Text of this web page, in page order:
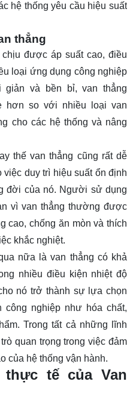
hệ thống yêu cầu hiệu suất
thẳng
được áp suất cao, điều
loại ứng dụng công nghiệp
giản và bền bỉ, van thẳng
hơn so với nhiều loại van
cho các hệ thống và nâng
thế van thẳng cũng rất dễ
duy trì hiệu suất ổn định
đời của nó. Người sử dụng
vì van thẳng thường được
cao, chống ăn mòn và thích
khắc nghiệt.
nữa là van thẳng có khả
nhiều điều kiện nhiệt độ
nó trở thành sự lựa chọn
công nghiệp như hóa chất,
Trong tất cả những lĩnh
quan trọng trong việc đảm
của hệ thống vận hành.
tế của Van